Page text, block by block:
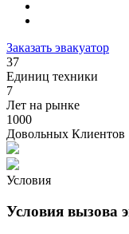
Заказать эвакуатор
37
Единиц техники
7
Лет на рынке
1000
Довольных Клиентов
Условия
Условия вызова